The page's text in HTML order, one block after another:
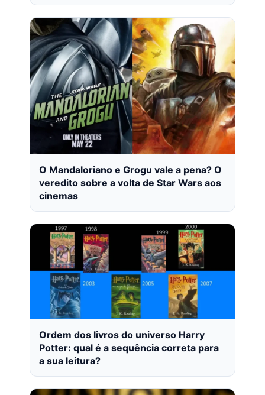
O Mandaloriano e Grogu vale a pena? O
veredito sobre a volta de Star Wars aos
cinemas
Ordem dos livros do universo Harry
Potter: qual é a sequência correta para
a sua leitura?